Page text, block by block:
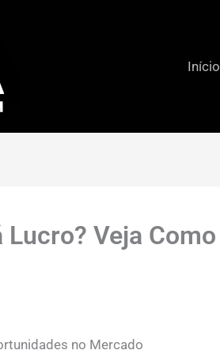
Início
Veja Como
no Mercado